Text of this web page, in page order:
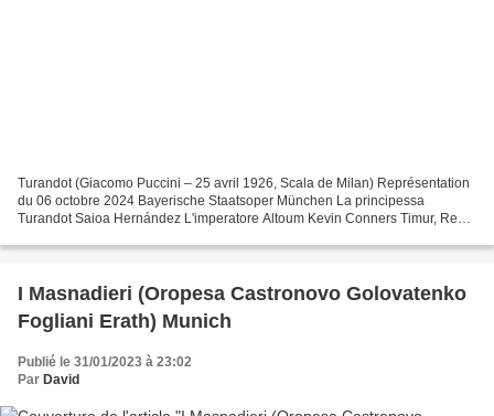
Turandot (Giacomo Puccini – 25 avril 1926, Scala de Milan) Représentation
du 06 octobre 2024 Bayerische Staatsoper München La principessa
Turandot Saioa Hernández L'imperatore Altoum Kevin Conners Timur, Re
I Masnadieri (Oropesa Castronovo Golovatenko
Fogliani Erath) Munich
Publié le 31/01/2023 à 23:02
Par David